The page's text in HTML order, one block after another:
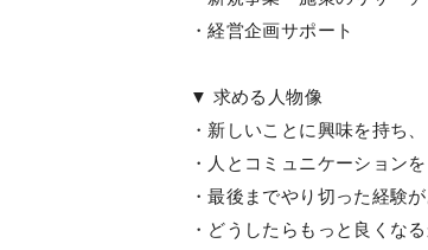
・経営企画サポート
▼ 求める人物像
・新しいことに興味を持ち
・人とコミュニケーション
・最後までやり切った経験
・どうしたらもっと良くな